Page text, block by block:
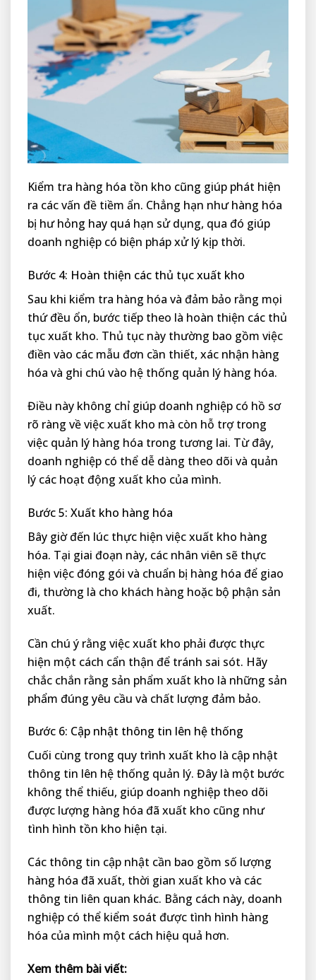
Kiểm tra hàng hóa tồn kho cũng giúp phát hiện
ra các vấn đề tiềm ẩn. Chẳng hạn như hàng hóa
bị hư hỏng hay quá hạn sử dụng, qua đó giúp
doanh nghiệp có biện pháp xử lý kịp thời.
Bước 4: Hoàn thiện các thủ tục xuất kho
Sau khi kiểm tra hàng hóa và đảm bảo rằng mọi
thứ đều ổn, bước tiếp theo là hoàn thiện các thủ
tục xuất kho. Thủ tục này thường bao gồm việc
điền vào các mẫu đơn cần thiết, xác nhận hàng
hóa và ghi chú vào hệ thống quản lý hàng hóa.
Điều này không chỉ giúp doanh nghiệp có hồ sơ
rõ ràng về việc xuất kho mà còn hỗ trợ trong
việc quản lý hàng hóa trong tương lai. Từ đây,
doanh nghiệp có thể dễ dàng theo dõi và quản
lý các hoạt động xuất kho của mình.
Bước 5: Xuất kho hàng hóa
Bây giờ đến lúc thực hiện việc xuất kho hàng
hóa. Tại giai đoạn này, các nhân viên sẽ thực
hiện việc đóng gói và chuẩn bị hàng hóa để giao
đi, thường là cho khách hàng hoặc bộ phận sản
xuất.
Cần chú ý rằng việc xuất kho phải được thực
hiện một cách cẩn thận để tránh sai sót. Hãy
chắc chắn rằng sản phẩm xuất kho là những sản
phẩm đúng yêu cầu và chất lượng đảm bảo.
Bước 6: Cập nhật thông tin lên hệ thống
Cuối cùng trong quy trình xuất kho là cập nhật
thông tin lên hệ thống quản lý. Đây là một bước
không thể thiếu, giúp doanh nghiệp theo dõi
được lượng hàng hóa đã xuất kho cũng như
tình hình tồn kho hiện tại.
Các thông tin cập nhật cần bao gồm số lượng
hàng hóa đã xuất, thời gian xuất kho và các
thông tin liên quan khác. Bằng cách này, doanh
nghiệp có thể kiểm soát được tình hình hàng
hóa của mình một cách hiệu quả hơn.
Xem thêm bài viết: